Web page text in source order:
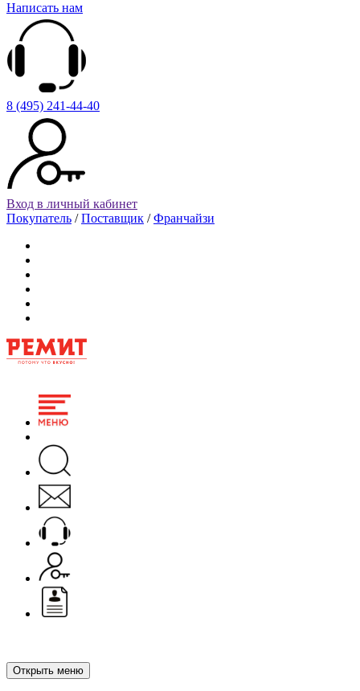
Написать нам
8 (495) 241-44-40
Вход в личный кабинет
Покупатель /Поставщик /Франчайзи
Открыть меню